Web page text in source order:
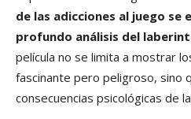
de las adicciones al juego se
profundo análisis del
película no se limita a mostrar
fascinante pero peligroso, sino
consecuencias psicológicas de